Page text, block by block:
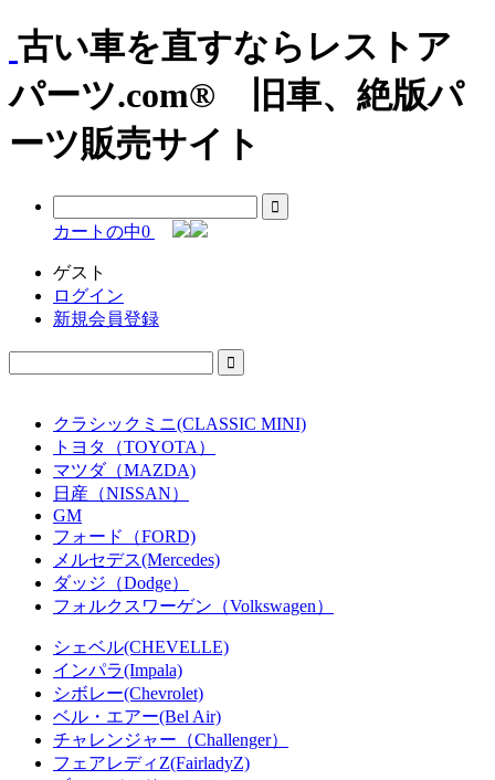
古い車を直すならレストア
パーツ.com® 旧車、絶版パ
ーツ販売サイト
カートの中0
ゲスト
ログイン
新規会員登録
クラシックミニ(CLASSIC MINI)
トヨタ（TOYOTA）
マツダ（MAZDA)
日産（NISSAN）
GM
フォード（FORD)
メルセデス(Mercedes)
ダッジ（Dodge）
フォルクスワーゲン（Volkswagen）
シェベル(CHEVELLE)
インパラ(Impala)
シボレー(Chevrolet)
ベル・エアー(Bel Air)
チャレンジャー（Challenger）
フェアレディZ(FairladyZ)